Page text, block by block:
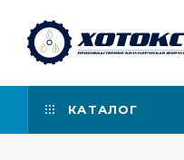
КАТАЛОГ